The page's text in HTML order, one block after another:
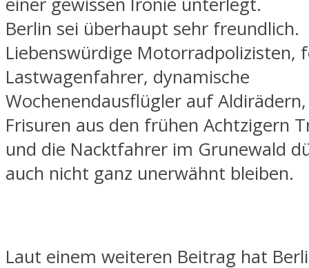
Berlin sei überhaupt sehr freundlich.
Liebenswürdige Motorradpolizisten,
Lastwagenfahrer, dynamische
Wochenendausflügler auf
Frisuren aus den frühen Achtzigern
und die Nacktfahrer im Grunewald
auch nicht ganz unerwähnt bleiben.
Laut einem weiteren Beitrag hat